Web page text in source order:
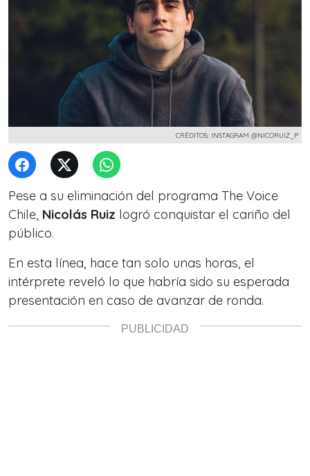
CRÉDITOS: INSTAGRAM @NICORUIZ_P
Pese a su eliminación del programa The Voice
Chile, Nicolás Ruiz logró conquistar el cariño del
público.
En esta línea, hace tan solo unas horas, el
intérprete reveló lo que habría sido su esperada
presentación en caso de avanzar de ronda.